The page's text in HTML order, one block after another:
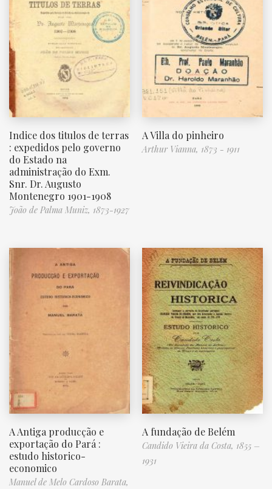
Indice dos titulos de terras
: expedidos pelo governo
do Estado na
administração do Exm.
Snr. Dr. Augusto
Montenegro 1901-1908
João de Palma Muniz, 1873-1927
A Villa do pinheiro
Arthur Vianna, 1873 - 1911
A Antiga producção e
exportação do Pará :
estudo historico-
economico
Manuel de Melo Cardoso Barata,
A fundação de Belém
Candido Vieira da Costa, 1855 –
1931